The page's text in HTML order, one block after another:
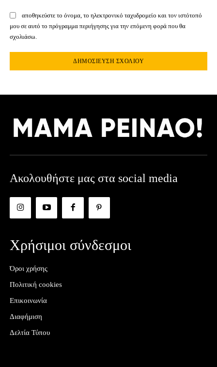
αποθηκεύστε το όνομα, το ηλεκτρονικό ταχυδρομείο και τον ιστότοπό
μου σε αυτό το πρόγραμμα περιήγησης για την επόμενη φορά που θα
σχολιάσω.
Ακολουθήστε μας στα social media
Χρήσιμοι σύνδεσμοι
Όροι χρήσης
Πολιτική cookies
Επικοινωνία
Διαφήμιση
Δελτία Τύπου